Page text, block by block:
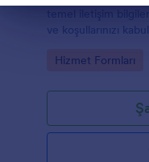
ve koşullarınızı
Go to Category:
Hizmet Formları